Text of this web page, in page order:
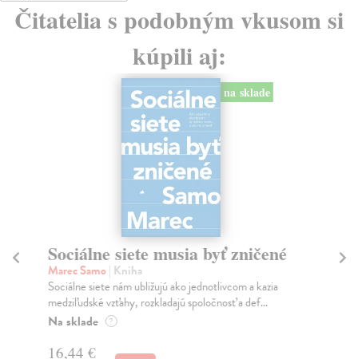
Čitatelia s podobným vkusom si
kúpili aj:
na sklade
Sociálne siete musia byť zničené
Marec Samo| Kniha
Sociálne siete nám ubližujú ako jednotlivcom a kazia
medziľudské vzťahy, rozkladajú spoločnosť a def...
Na sklade ?
16,44 €